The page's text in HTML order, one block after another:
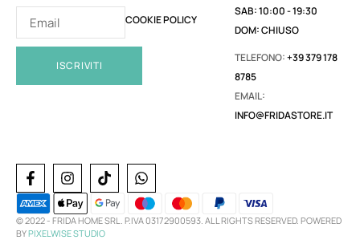
ISCRIVITI
COOKIE POLICY
SAB: 10:00 - 19:30
DOM: CHIUSO
TELEFONO:+39 379 178
8785
EMAIL:
INFO@FRIDASTORE.IT
© 2022 - FRIDA HOME SRL. P.IVA 03172900593. ALL RIGHTS RESERVED. POWERED
BYPIXELWISE STUDIO